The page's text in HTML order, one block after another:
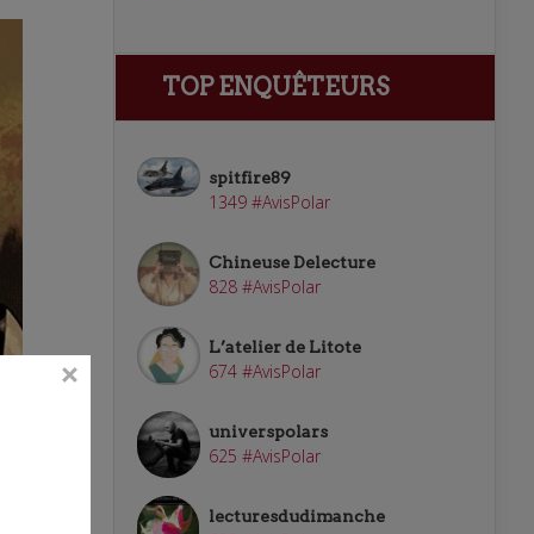
-
TOP ENQUÊTEURS
spitfire89
1349 #AvisPolar
Chineuse Delecture
828 #AvisPolar
L’atelier de Litote
674 #AvisPolar
universpolars
625 #AvisPolar
lecturesdudimanche